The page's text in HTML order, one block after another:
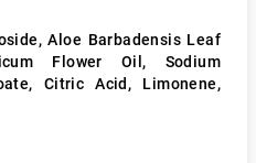
Aloe Barbadensis Leaf
Flower Oil, Sodium
Citric Acid, Limonene,